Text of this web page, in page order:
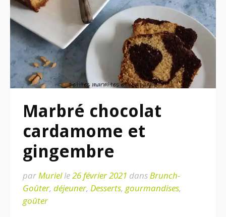
Marbré chocolat
cardamome et
gingembre
parMurielle26 février 2021 dansBrunch-
Goûter, déjeuner, Desserts, gourmandises,
goûter